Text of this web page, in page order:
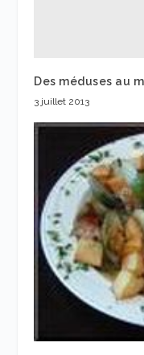
Des méduses au
3 juillet 2013